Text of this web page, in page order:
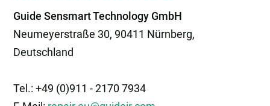
Guide Sensmart Technology GmbH
Neumeyerstraße 30, 90411 Nürnberg,
Deutschland
Tel.: +49 (0)911 - 2170 7934